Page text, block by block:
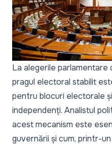
La alegerile parlamentare
pragul electoral stabilit
pentru blocuri electorale
independenți. Analistul
acest mecanism este
guvernării și cum, printr-